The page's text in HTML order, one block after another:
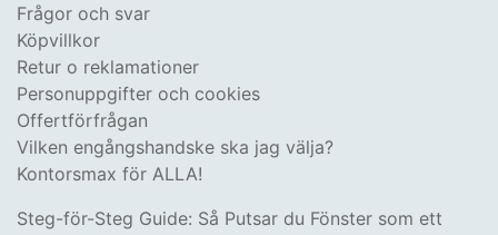
Frågor och svar
Köpvillkor
Retur o reklamationer
Personuppgifter och cookies
Offertförfrågan
Vilken engångshandske ska jag välja?
Kontorsmax för ALLA!
Steg-för-Steg Guide: Så Putsar du Fönster som ett